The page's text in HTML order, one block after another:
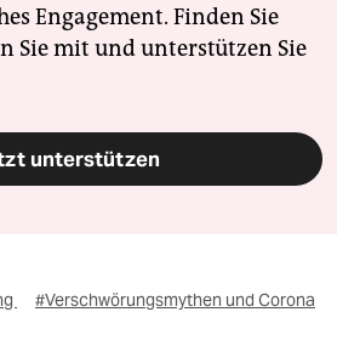
Engagement. Finden Sie
Sie mit und unterstützen Sie
unterstützen
#Verschwörungsmythen und Corona